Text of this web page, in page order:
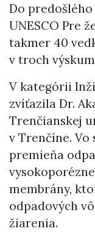
Do predošlého
UNESCO Pre
takmer 40
v troch
V kategórii
zvíťazila Dr.
Trenčianskej
v Trenčíne.
premieňa
membrány,
odpadových
žiarenia.